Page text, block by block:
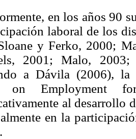
en los años 90
laboral de los
y Ferko, 2000;
2001; Malo,
a Dávila (2006), la
on Employment
al desarrollo
en la